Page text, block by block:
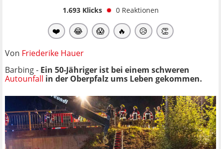
1.693Klicks 0 Reaktionen
❤️ 😂 😱 🔥 😥 👏
Von Friederike Hauer
Barbing - Ein 50-Jähriger ist bei einem schweren
Autounfall in der Oberpfalz ums Leben gekommen.